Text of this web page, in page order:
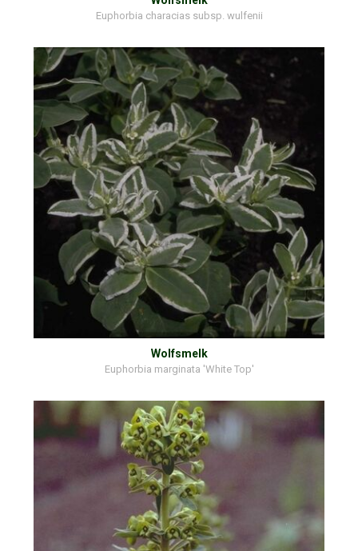
Euphorbia characias subsp. wulfenii
Wolfsmelk
Euphorbia marginata 'White Top'